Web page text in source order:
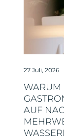
27 Juli, 2026
WARUM
AUF